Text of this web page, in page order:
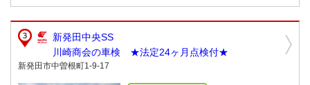
新発田中央SS
川崎商会の車検 ★法定24ヶ月点検付★
新発田市中曽根町1-9-17